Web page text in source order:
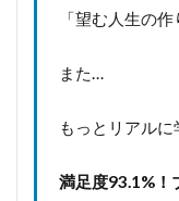
「望む人生の
また…
もっとリアル
満足度93.1%！